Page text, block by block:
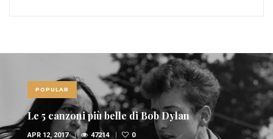
di Bob Dylan
0
POPULAR
Le 10 canzoni più
FEB 6, 2017 36945